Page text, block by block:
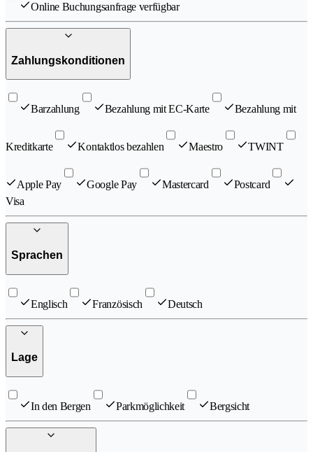
Online Buchungsanfrage verfügbar
Zahlungskonditionen
Barzahlung Bezahlung mit EC-Karte Bezahlung mit
Kreditkarte Kontaktlos bezahlen Maestro TWINT
Apple Pay Google Pay Mastercard
Postcard
Visa
Sprachen
Englisch Französisch Deutsch
Lage
In den Bergen Parkmöglichkeit Bergsicht